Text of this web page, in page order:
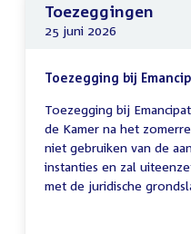
Toezeggingen
25 juni 2026
Toezegging bij
Toezegging bij
de Kamer na het
niet gebruiken van de
instanties en zal
met de juridische